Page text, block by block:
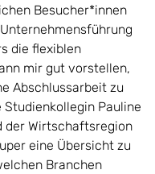
Besucher*innen
die flexiblen
mir gut vorstellen,
Abschlussarbeit zu
Studienkollegin Pauline
der Wirtschaftsregion
eine Übersicht zu
Branchen